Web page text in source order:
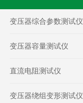
变压器综合参数测试仪
变压器容量测试仪
直流电阻测试仪
变压器绕组变形测试仪